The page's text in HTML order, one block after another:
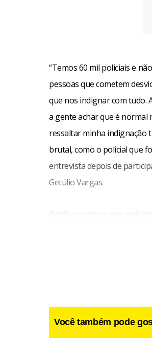
“Temos 60 mil policiais e
pessoas que cometem
que nos indignar com tudo.
a gente achar que é
ressaltar minha indignação
brutal, como o policial que
entrevista depois de
Getúlio Vargas.
Pezão se referia aos
torturado até a morte ao
César Mello, da UPP
Você também pode